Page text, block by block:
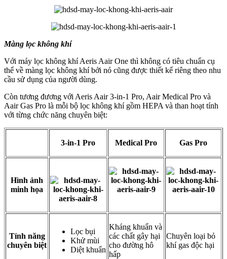
Màng lọc không khí
Với máy lọc không khí Aeris Aair One thì không có tiêu chuẩn cụ
thể về màng lọc không khí bởi nó cũng được thiết kế riêng theo nhu
cầu sử dụng của người dùng.
Còn tương đương với Aeris Aair 3-in-1 Pro, Aair Medical Pro và
Aair Gas Pro là mỗi bộ lọc không khí gồm HEPA và than hoạt tính
với từng chức năng chuyên biệt:
3-in-1 Pro Medical Pro Gas Pro
Hình ảnh
minh họa
Tính năng
chuyên biệt
Lọc bụi
Khử mùi
Diệt khuẩn
Kháng khuẩn và
các chất gây hại
cho đường hô
hấp
Chuyên loại bỏ
khí gas độc hại